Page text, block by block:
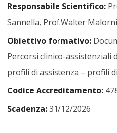
Responsabile Scientifico:
Sannella, Prof.Walter Malorni
Obiettivo formativo:
Percorsi clinico-assistenziali
profili di assistenza – profili
Codice Accreditamento:
Scadenza:31/12/2026